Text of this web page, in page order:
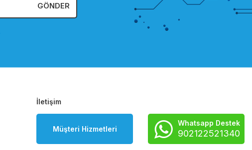
GÖNDER
İletişim
Müşteri Hizmetleri
Whatsapp Destek
902122521340